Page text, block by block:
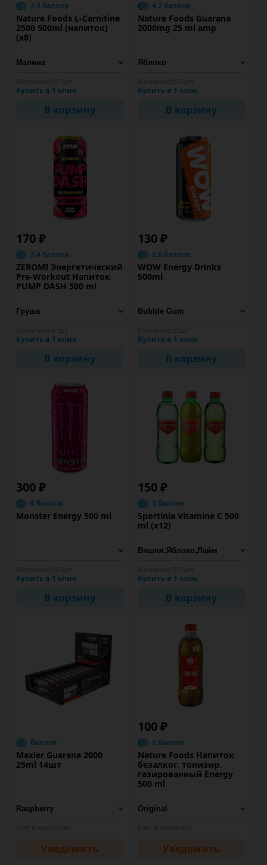
2.4 баллов
Nature Foods L-Carnitine
2500 500ml (напиток)
(х8)
Купить в 1 клик
В корзину
4.2 баллов
Nature Foods Guarana
2000mg 25 ml amp
Купить в 1 клик
В корзину
170 ₽
3.4 баллов
ZEROMI Энергетический
Pre-Workout Напиток
PUMP DASH 500 ml
Купить в 1 клик
В корзину
130 ₽
2.6 баллов
WOW Energy Drinks
500ml
Купить в 1 клик
В корзину
300 ₽
6 баллов
Monster Energy 500 ml
Купить в 1 клик
В корзину
150 ₽
3 баллов
Sportinia Vitamine C 500
ml (х12)
Купить в 1 клик
В корзину
баллов
Maxler Guarana 2000
25ml 14шт
Уведомить
100 ₽
2 баллов
Nature Foods Напиток
безалког. тонизир.
газированный Energy
500 ml
Уведомить